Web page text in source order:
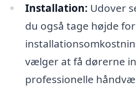
Installation: Udover
du også tage højde for
vælger at få dørerne
professionelle